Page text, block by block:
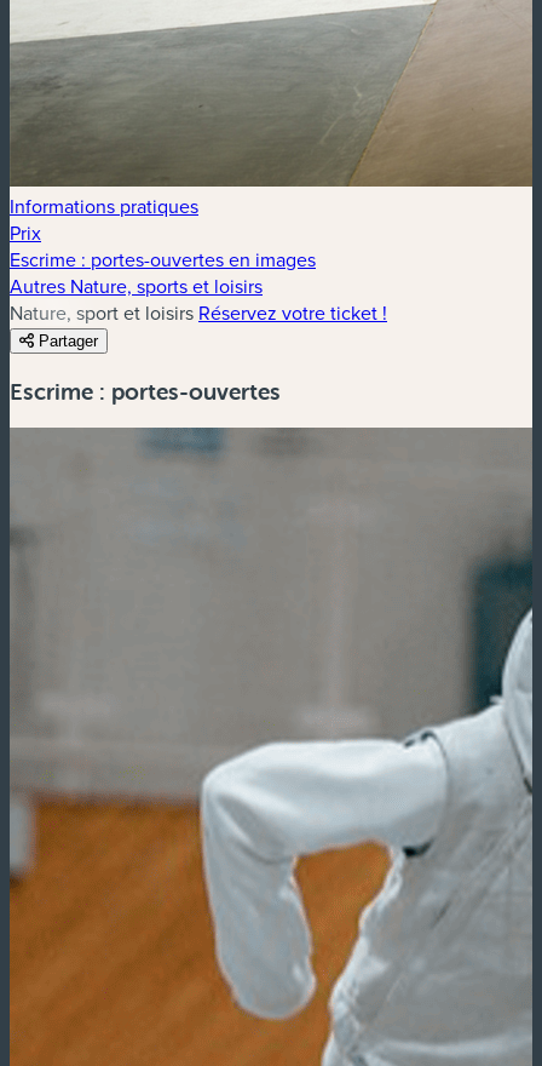
Informations pratiques
Prix
Escrime : portes-ouvertes en images
Autres Nature, sports et loisirs
Nature, sport et loisirs Réservez votre ticket !
Partager
Escrime : portes-ouvertes